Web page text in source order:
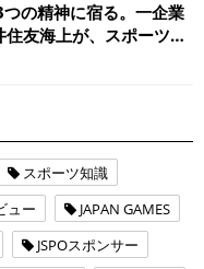
つの精神に宿る。一企業
友海上が、スポーツ振
スポーツ知識
ュー
JAPAN GAMES
JSPOスポンサー